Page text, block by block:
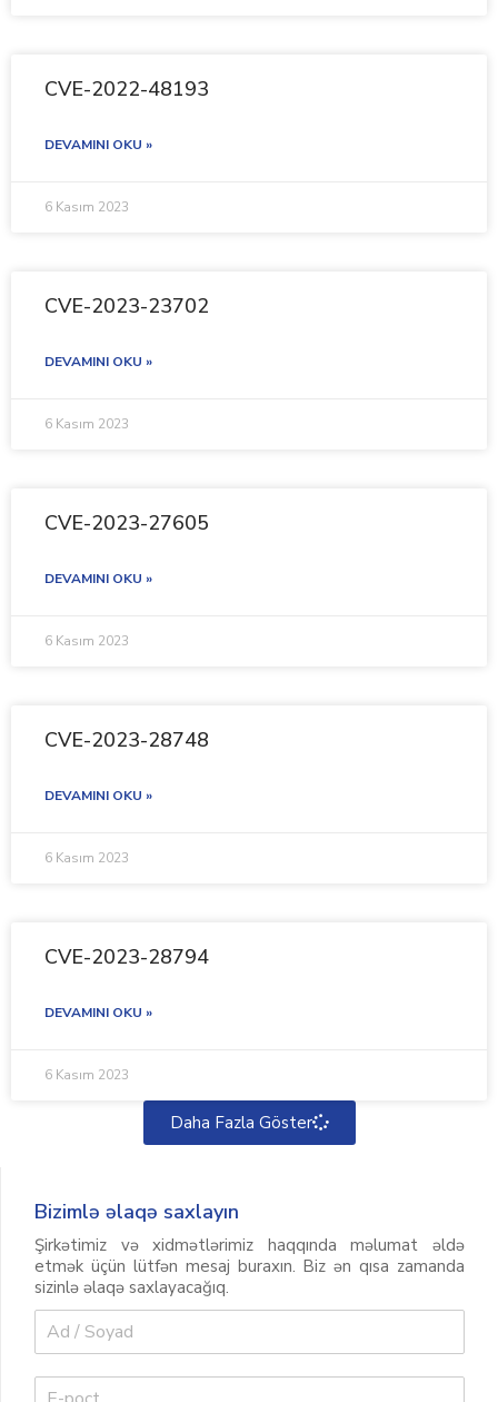
CVE-2022-48193
DEVAMINI OKU »
6 Kasım 2023
CVE-2023-23702
DEVAMINI OKU »
6 Kasım 2023
CVE-2023-27605
DEVAMINI OKU »
6 Kasım 2023
CVE-2023-28748
DEVAMINI OKU »
6 Kasım 2023
CVE-2023-28794
DEVAMINI OKU »
6 Kasım 2023
Daha Fazla Göster
Bizimlə əlaqə saxlayın
Şirkətimiz və xidmətlərimiz haqqında məlumat əldə
etmək üçün lütfən mesaj buraxın. Biz ən qısa zamanda
sizinlə əlaqə saxlayacağıq.